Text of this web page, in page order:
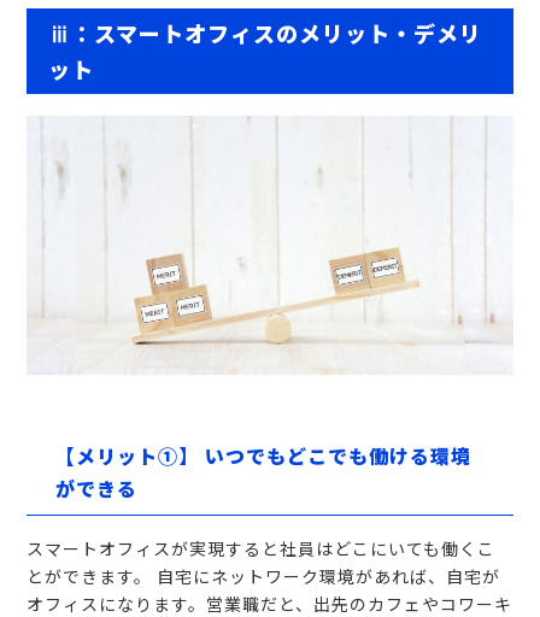
ⅲ：スマートオフィスのメリット・デメリ
ット
【メリット①】 いつでもどこでも働ける環境
ができる
スマートオフィスが実現すると社員はどこにいても働くこ
とができます。 自宅にネットワーク環境があれば、自宅が
オフィスになります。営業職だと、出先のカフェやコワーキ